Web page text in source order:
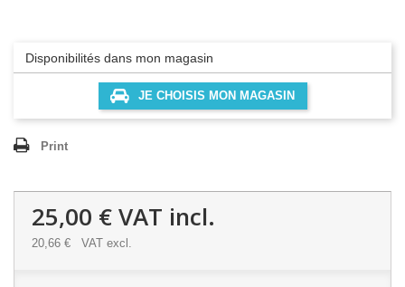
Disponibilités dans mon magasin
JE CHOISIS MON MAGASIN
Print
25,00 €VAT incl.
20,66 € VAT excl.